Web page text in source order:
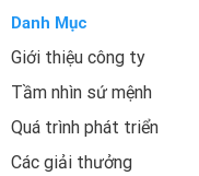
Danh Mục
Giới thiệu công ty
Tầm nhìn sứ mệnh
Quá trình phát triển
Các giải thưởng